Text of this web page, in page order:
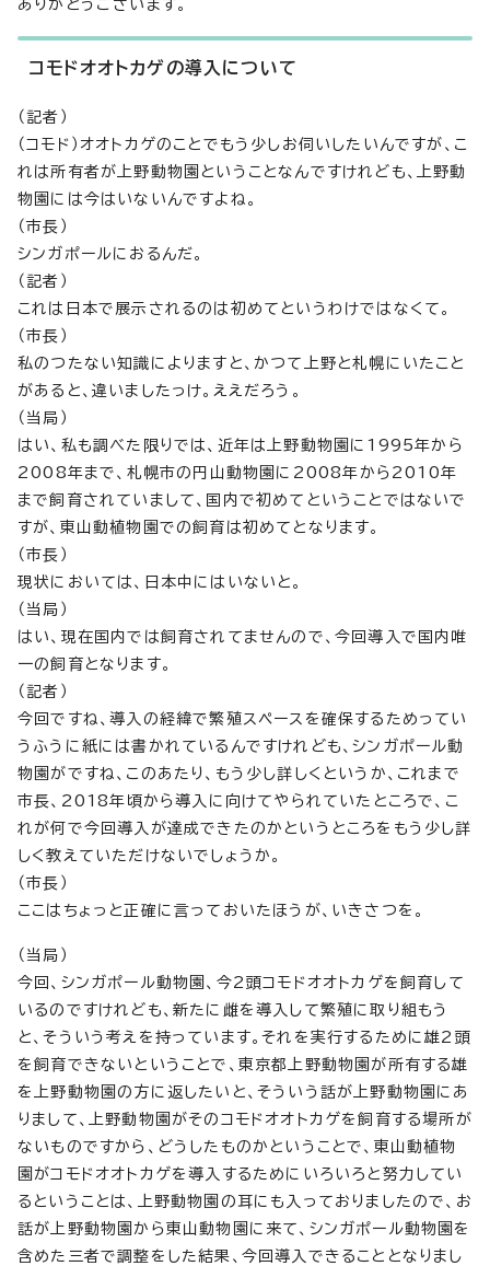
ありがとうございます。
コモドオオトカゲの導入について
（記者）
（コモド）オオトカゲのことでもう少しお伺いしたいんですが、こ
れは所有者が上野動物園ということなんですけれども、上野動
物園には今はいないんですよね。
（市長）
シンガポールにおるんだ。
（記者）
これは日本で展示されるのは初めてというわけではなくて。
（市長）
私のつたない知識によりますと、かつて上野と札幌にいたこと
があると、違いましたっけ。ええだろう。
（当局）
はい、私も調べた限りでは、近年は上野動物園に1995年から
2008年まで、札幌市の円山動物園に2008年から2010年
まで飼育されていまして、国内で初めてということではないで
すが、東山動植物園での飼育は初めてとなります。
（市長）
現状においては、日本中にはいないと。
（当局）
はい、現在国内では飼育されてませんので、今回導入で国内唯
一の飼育となります。
（記者）
今回ですね、導入の経緯で繁殖スペースを確保するためってい
うふうに紙には書かれているんですけれども、シンガポール動
物園がですね、このあたり、もう少し詳しくというか、これまで
市長、2018年頃から導入に向けてやられていたところで、こ
れが何で今回導入が達成できたのかというところをもう少し詳
しく教えていただけないでしょうか。
（市長）
ここはちょっと正確に言っておいたほうが、いきさつを。
（当局）
今回、シンガポール動物園、今2頭コモドオオトカゲを飼育して
いるのですけれども、新たに雌を導入して繁殖に取り組もう
と、そういう考えを持っています。それを実行するために雄2頭
を飼育できないということで、東京都上野動物園が所有する雄
を上野動物園の方に返したいと、そういう話が上野動物園にあ
りまして、上野動物園がそのコモドオオトカゲを飼育する場所が
ないものですから、どうしたものかということで、東山動植物
園がコモドオオトカゲを導入するためにいろいろと努力してい
るということは、上野動物園の耳にも入っておりましたので、お
話が上野動物園から東山動物園に来て、シンガポール動物園を
含めた三者で調整をした結果、今回導入できることとなりまし